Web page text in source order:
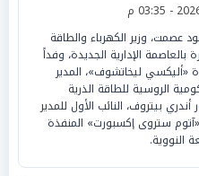
عصمت، وزير الكهرباء والطاقة
بالعاصمة الإدارية الجديدة، وفداً
«أليكسي ليخاتشوف»، المدير
الروسية للطاقة الذرية
بيتروف، النائب الأول للمدير
ستروى إكسبورت» المنفذة
النووية.